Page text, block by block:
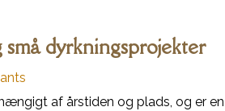
dyrkningsprojekter
af årstiden og plads, og er en